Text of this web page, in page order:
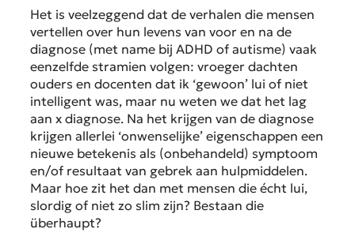
Het is veelzeggend dat de verhalen die mensen
vertellen over hun levens van voor en na de
diagnose (met name bij ADHD of autisme) vaak
eenzelfde stramien volgen: vroeger dachten
ouders en docenten dat ik ‘gewoon’ lui of niet
intelligent was, maar nu weten we dat het lag
aan x diagnose. Na het krijgen van de diagnose
krijgen allerlei ‘onwenselijke’ eigenschappen een
nieuwe betekenis als (onbehandeld) symptoom
en/of resultaat van gebrek aan hulpmiddelen.
Maar hoe zit het dan met mensen die écht lui,
slordig of niet zo slim zijn? Bestaan die
überhaupt?